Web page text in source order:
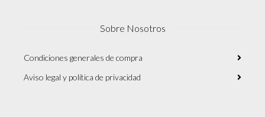
Sobre Nosotros
Condiciones generales de compra
Aviso legal y política de privacidad